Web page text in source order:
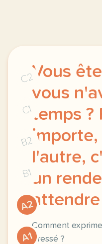
C2
C1
B2
B1
A2
A1
Vous
vous
temps ?
l'autre,
un
Comment
pressé ?